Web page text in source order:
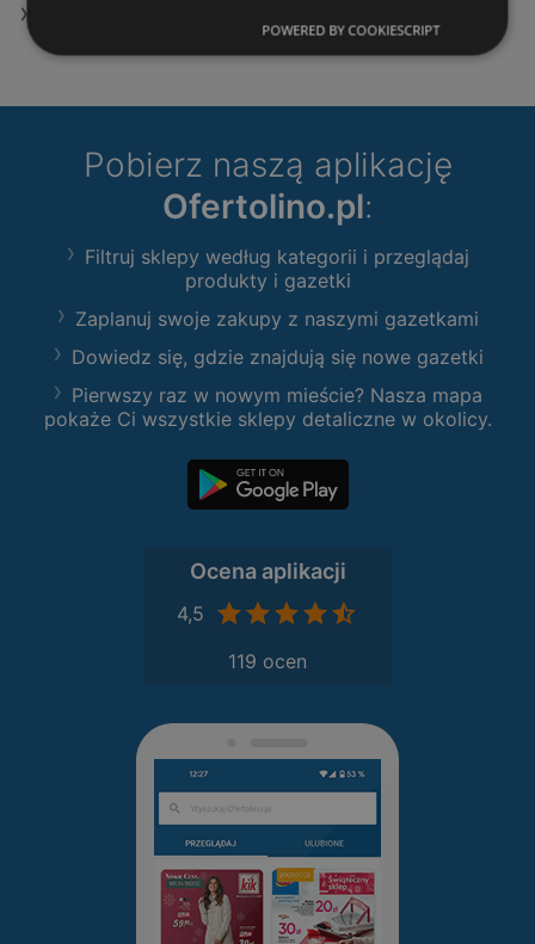
Pobierz naszą aplikację
Ofertolino.pl:
Filtruj sklepy według kategorii i przeglądaj
produkty i gazetki
Zaplanuj swoje zakupy z naszymi gazetkami
Dowiedz się, gdzie znajdują się nowe gazetki
Pierwszy raz w nowym mieście? Nasza mapa
pokaże Ci wszystkie sklepy detaliczne w okolicy.
Ocena aplikacji
4,5
119 ocen
POWERED BY COOKIESCRIPT